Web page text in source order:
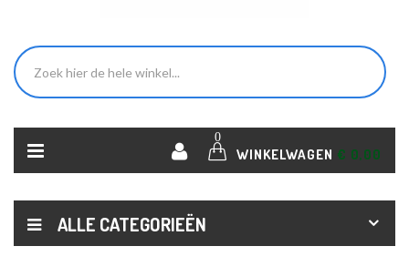
0
WINKELWAGEN € 0,00
ALLE CATEGORIEËN